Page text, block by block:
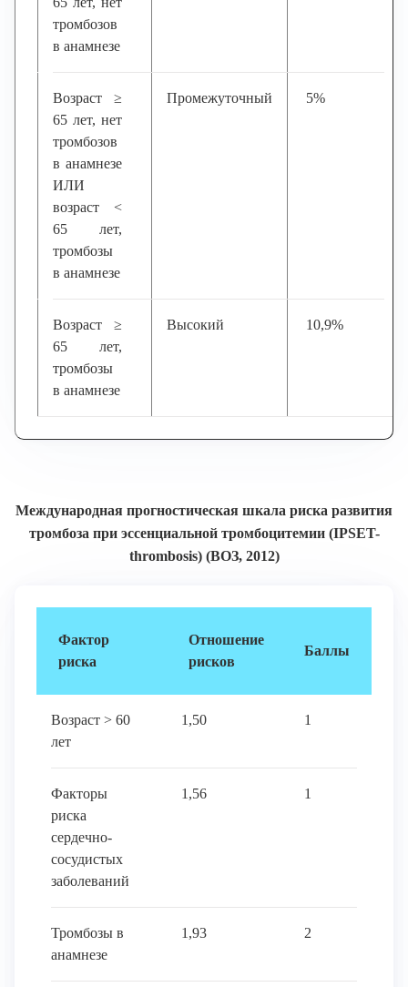
тромбозов
в анамнезе
Возраст ≥
65 лет, нет
тромбозов
в анамнезе
ИЛИ
возраст <
65 лет,
тромбозы
в анамнезе
Промежуточный 5%
Возраст ≥
65 лет,
тромбозы
в анамнезе
Высокий 10,9%
Международная прогностическая шкала риска развития
тромбоза при эссенциальной тромбоцитемии (IPSET-
thrombosis) (ВОЗ, 2012)
Фактор
риска
Отношение
рисков
Баллы
Возраст > 60
лет
1,50 1
Факторы
риска
сердечно-
сосудистых
заболеваний
1,56 1
Тромбозы в
анамнезе
1,93 2